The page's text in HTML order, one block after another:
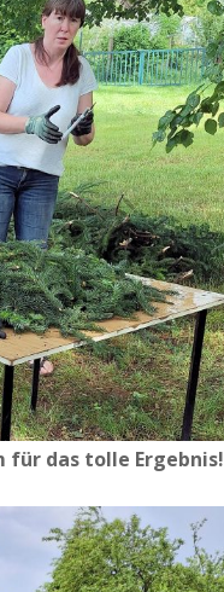
für das tolle Ergebnis!